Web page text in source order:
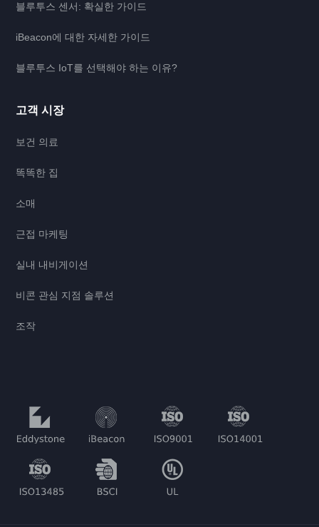
블루투스 센서: 확실한 가이드
iBeacon에 대한 자세한 가이드
블루투스 IoT를 선택해야 하는 이유?
고객 시장
보건 의료
똑똑한 집
소매
근접 마케팅
실내 내비게이션
비콘 관심 지점 솔루션
조작